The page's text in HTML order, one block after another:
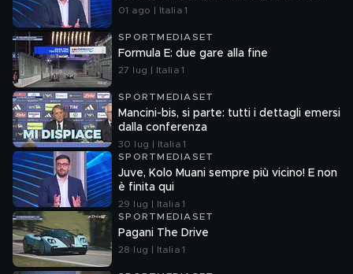
01 ago | Italia 1
SPORTMEDIASET
Formula E: due gare alla fine
27 lug | Italia 1
SPORTMEDIASET
Mancini-bis, si parte: tutti i dettagli emersi
dalla conferenza
30 lug | Italia 1
SPORTMEDIASET
Juve, Kolo Muani sempre più vicino! E non
è finita qui
29 lug | Italia 1
SPORTMEDIASET
Pagani The Drive
28 lug | Italia 1